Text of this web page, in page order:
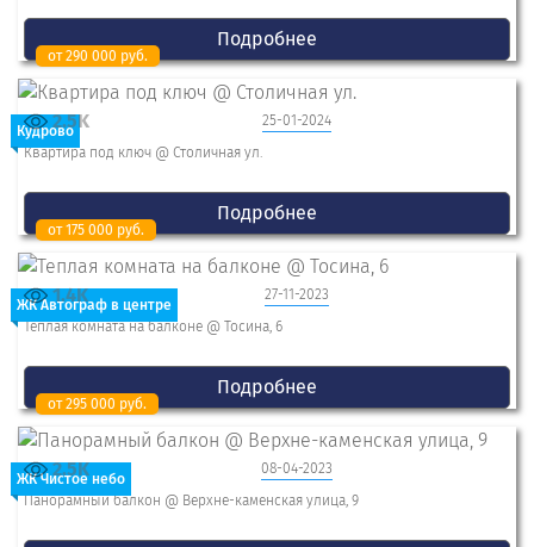
Подробнее
Кудрово
от 290 000 руб.
25-01-2024
2.5K
Квартира под ключ @ Столичная ул.
Подробнее
ЖК Автограф в центре
от 175 000 руб.
27-11-2023
1.4K
Теплая комната на балконе @ Тосина, 6
Подробнее
ЖК Чистое небо
от 295 000 руб.
08-04-2023
2.5K
Панорамный балкон @ Верхне-каменская улица, 9